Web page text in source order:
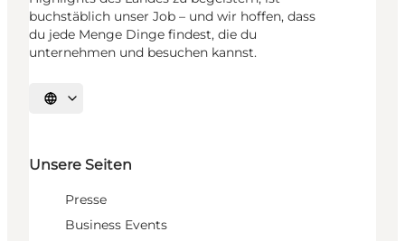
buchstäblich unser Job – und wir hoffen, dass
du jede Menge Dinge findest, die du
unternehmen und besuchen kannst.
Sprache auswählen
Unsere Seiten
Presse
Business Events